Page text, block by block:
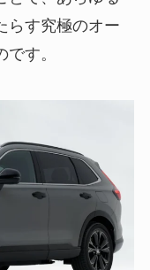
らす究極のオー
す。